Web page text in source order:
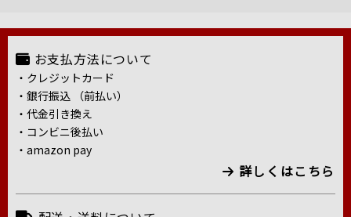
お支払方法について
・クレジットカード
・銀行振込 （前払い）
・代金引き換え
・コンビニ後払い
・amazon pay
詳しくはこちら